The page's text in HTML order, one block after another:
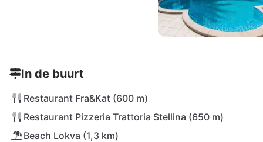
In de buurt
Restaurant Fra&Kat (600 m)
Restaurant Pizzeria Trattoria Stellina (650 m)
Beach Lokva (1,3 km)